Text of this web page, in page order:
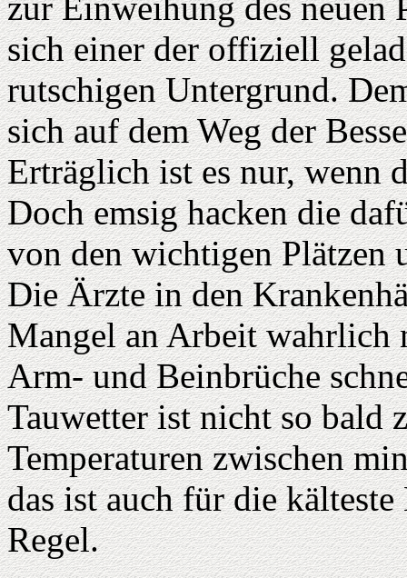
sich einer der offiziell
rutschigen Untergrund.
sich auf dem Weg der
Erträglich ist es nur, wenn
Doch emsig hacken die
von den wichtigen Plätzen
Die Ärzte in den
Mangel an Arbeit wahrlich
Arm- und Beinbrüche
Tauwetter ist nicht so bald
Temperaturen zwischen
das ist auch für die
Regel.